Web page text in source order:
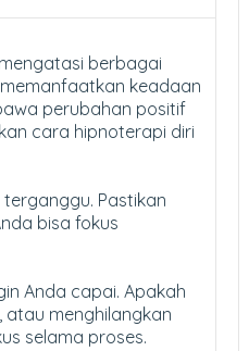
berbagai
keadaan
perubahan positif
cara hipnoterapi diri
Pastikan
bisa fokus
Anda capai. Apakah
menghilangkan
selama proses.